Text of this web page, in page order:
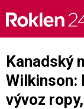
content
Kanadský
Wilkinson:
vývoz